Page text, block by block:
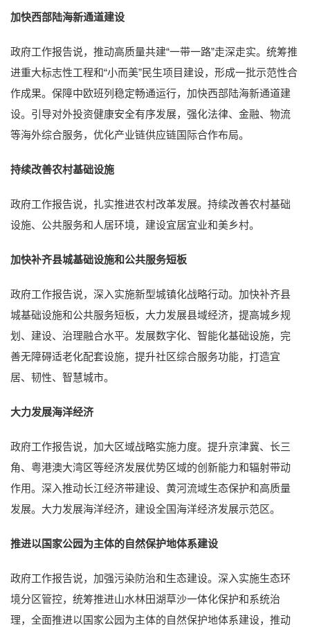
加快西部陆海新通道建设
政府工作报告说，推动高质量共建“一带一路”走深走实。统筹推
进重大标志性工程和“小而美”民生项目建设，形成一批示范性合
作成果。保障中欧班列稳定畅通运行，加快西部陆海新通道建
设。引导对外投资健康安全有序发展，强化法律、金融、物流
等海外综合服务，优化产业链供应链国际合作布局。
持续改善农村基础设施
政府工作报告说，扎实推进农村改革发展。持续改善农村基础
设施、公共服务和人居环境，建设宜居宜业和美乡村。
加快补齐县城基础设施和公共服务短板
政府工作报告说，深入实施新型城镇化战略行动。加快补齐县
城基础设施和公共服务短板，大力发展县域经济，提高城乡规
划、建设、治理融合水平。发展数字化、智能化基础设施，完
善无障碍适老化配套设施，提升社区综合服务功能，打造宜
居、韧性、智慧城市。
大力发展海洋经济
政府工作报告说，加大区域战略实施力度。提升京津冀、长三
角、粤港澳大湾区等经济发展优势区域的创新能力和辐射带动
作用。深入推动长江经济带建设、黄河流域生态保护和高质量
发展。大力发展海洋经济，建设全国海洋经济发展示范区。
推进以国家公园为主体的自然保护地体系建设
政府工作报告说，加强污染防治和生态建设。深入实施生态环
境分区管控，统筹推进山水林田湖草沙一体化保护和系统治
理，全面推进以国家公园为主体的自然保护地体系建设，推动